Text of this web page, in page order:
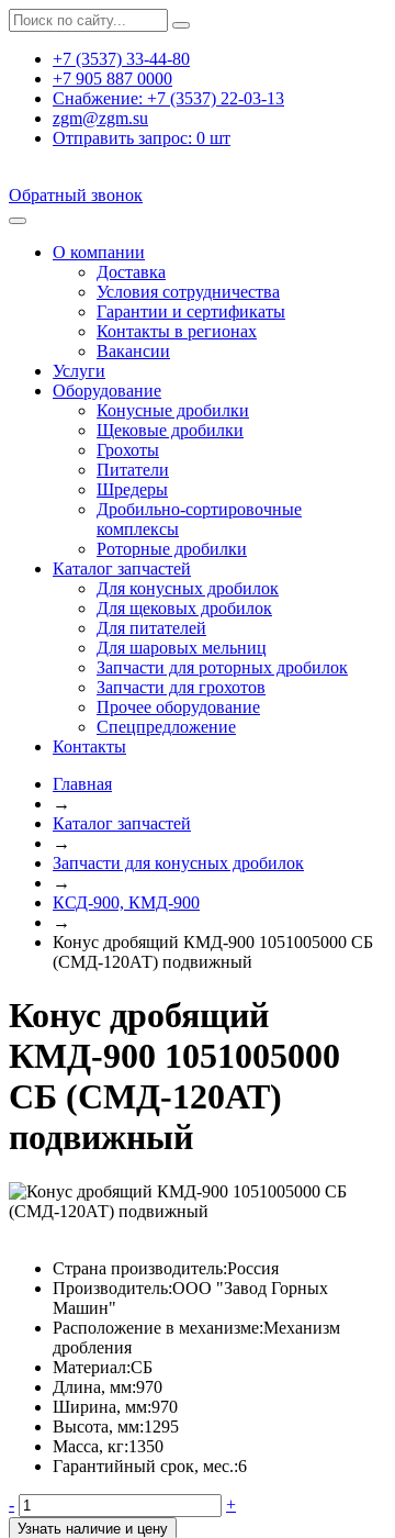
+7 (3537) 33-44-80
+7 905 887 0000
Снабжение: +7 (3537) 22-03-13
zgm@zgm.su
Отправить запрос: 0 шт
Обратный звонок
О компании
Доставка
Условия сотрудничества
Гарантии и сертификаты
Контакты в регионах
Вакансии
Услуги
Оборудование
Конусные дробилки
Щековые дробилки
Грохоты
Питатели
Шредеры
Дробильно-сортировочные
комплексы
Роторные дробилки
Каталог запчастей
Для конусных дробилок
Для щековых дробилок
Для питателей
Для шаровых мельниц
Запчасти для роторных дробилок
Запчасти для грохотов
Прочее оборудование
Спецпредложение
Контакты
Главная
→
Каталог запчастей
→
Запчасти для конусных дробилок
→
КСД-900, КМД-900
→
Конус дробящий КМД-900 1051005000 СБ
(СМД-120АТ) подвижный
Конус дробящий
КМД-900 1051005000
СБ (СМД-120АТ)
подвижный
Страна производитель:Россия
Производитель:ООО "Завод Горных
Машин"
Расположение в механизме:Механизм
дробления
Материал:СБ
Длина, мм:970
Ширина, мм:970
Высота, мм:1295
Масса, кг:1350
Гарантийный срок, мес.:6
- +
Узнать наличие и цену